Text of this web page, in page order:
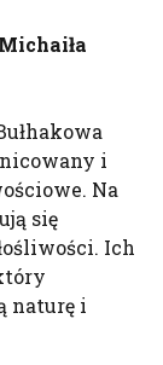
i
Na
się
Ich
naturę i